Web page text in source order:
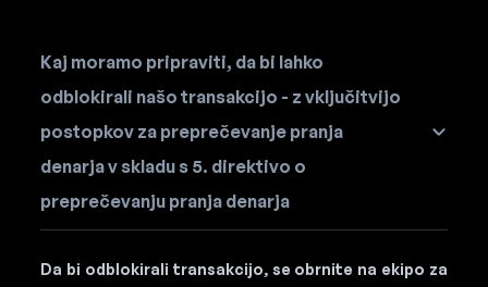
Kaj moramo pripraviti, da bi lahko
odblokirali našo transakcijo - z vključitvijo
postopkov za preprečevanje pranja
denarja v skladu s 5. direktivo o
preprečevanju pranja denarja
Da bi odblokirali transakcijo, se obrnite na ekipo za